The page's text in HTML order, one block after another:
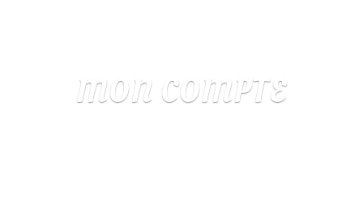
MON COMPTE